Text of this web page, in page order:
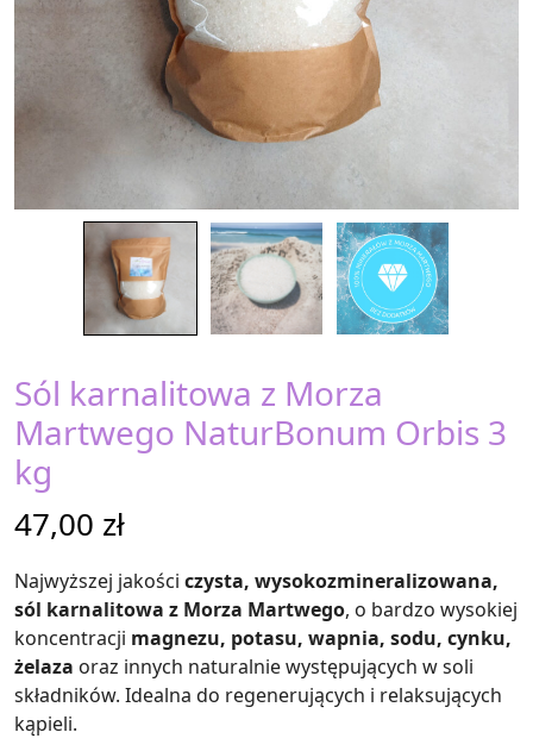
Sól karnalitowa z Morza
Martwego NaturBonum Orbis 3
kg
47,00 zł
Najwyższej jakości czysta, wysokozmineralizowana,
sól karnalitowa z Morza Martwego, o bardzo wysokiej
koncentracji magnezu, potasu, wapnia, sodu, cynku,
żelaza oraz innych naturalnie występujących w soli
składników. Idealna do regenerujących i relaksujących
kąpieli.